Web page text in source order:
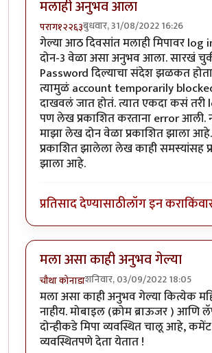
मलाही अनुभव आला
पराग१२२६३बुधवार, 31/08/2022 16:26
गेल्या आठ दिवसांत मलाही मिपावर log
दोन-3 वेळा असा अनुभव आला. सारखं
Password दिल्याचा संदेश झळकत
त्यामुळं account temporarily
दाखवलं जात होतं. त्यात एकदा कसं
पण लेख प्रकाशित करताना error
माझा लेख दोन वेळा प्रकाशित झाला आहे.
प्रकाशित झालेला लेख काही समस्यांसह
झाला आहे.
प्रतिसाद देण्यासाठीलॉग इन कराकिंवा
मला असा काही अनुभव गेल्या
चौथा कोनाडाशनिवार, 03/09/2022 18:05
मला असा काही अनुभव गेल्या कित्येक
नाहीय. मोबाइल (क्रोम ब्राऊजर ) आणि
दोन्हीकडे मिपा व्यवस्थित चालू आहे, कमेंट
व्यवस्थितपणे देता येतात !